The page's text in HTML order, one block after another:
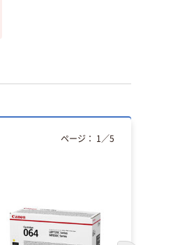
ページ： 1 ／5